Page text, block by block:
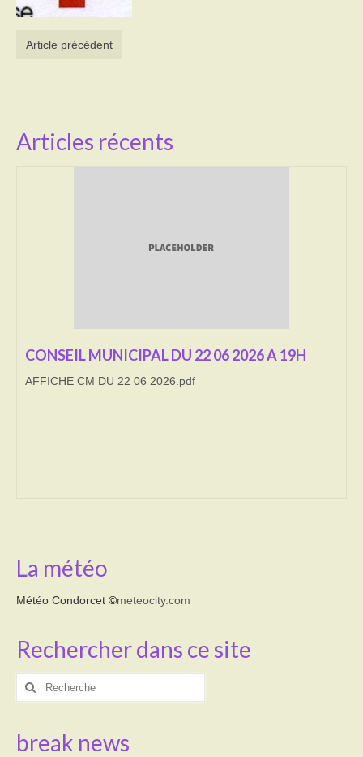
Heures d’ouverture
Environnement
DECHETS VERTS
Article précédent
Articles récents
CONSEIL MUNICIPAL DU 22 06 2026 A 19H
AFFICHE CM DU 22 06 2026.pdf
La météo
Météo Condorcet ©meteocity.com
Rechercher dans ce site
Rechercher
break news